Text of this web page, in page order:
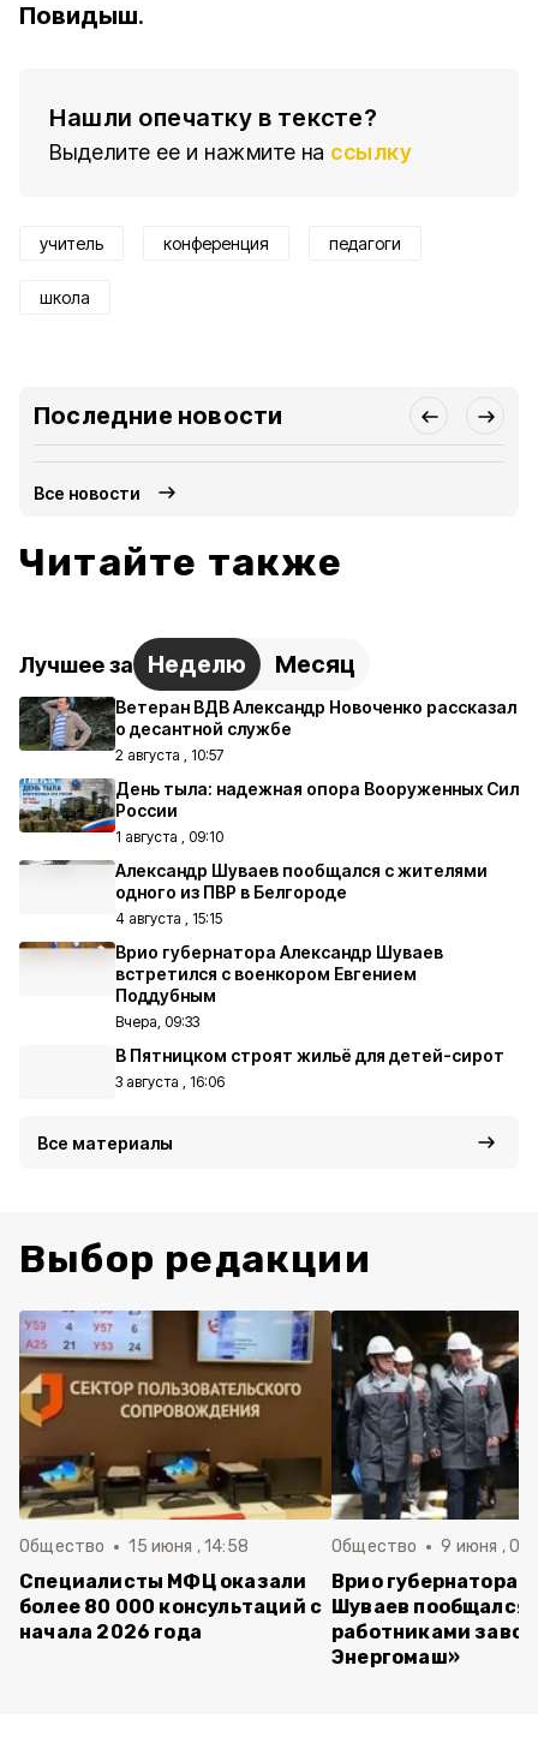
Повидыш.
Нашли опечатку в тексте?
Выделите ее и нажмите на ссылку
учитель конференция педагоги
школа
Последние новости
Все новости
Читайте также
Лучшее за Неделю Месяц
Ветеран ВДВ Александр Новоченко рассказал
о десантной службе
2 августа , 10:57
День тыла: надежная опора Вооруженных Сил
России
1 августа , 09:10
Александр Шуваев пообщался с жителями
одного из ПВР в Белгороде
4 августа , 15:15
Врио губернатора Александр Шуваев
встретился с военкором Евгением
Поддубным
Вчера, 09:33
В Пятницком строят жильё для детей-сирот
3 августа , 16:06
Все материалы
Выбор редакции
Общество 15 июня , 14:58
Специалисты МФЦ оказали
более 80 000 консультаций с
начала 2026 года
Общество 9 июня ,
Врио губернатора
Шуваев пообщался
работниками
Энергомаш»